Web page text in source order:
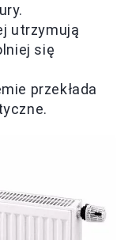
utrzymują
się
przekłada